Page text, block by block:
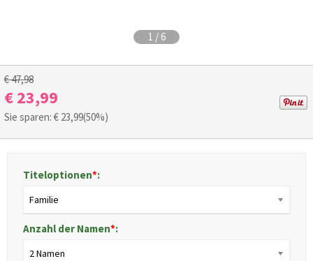
1 / 6
€ 47,98
€ 23,99
Sie sparen: € 23,99(50%)
Titeloptionen*:
Familie
Anzahl der Namen*:
2 Namen